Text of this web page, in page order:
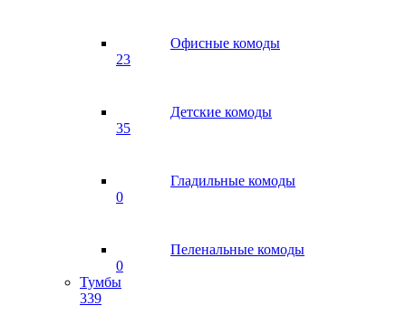
Офисные комоды
23
Детские комоды
35
Гладильные комоды
0
Пеленальные комоды
0
Тумбы
339